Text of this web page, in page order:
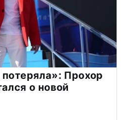
Прохор
о новой